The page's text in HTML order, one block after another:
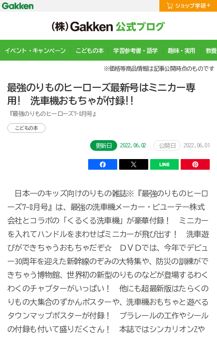
イベント・キャンペーン こどもの本 学習参考書・語学 趣味・実用 教
※価格等商品情報は記事公開時点のものです
最強のりものヒーローズ最新号はミニカー専
用! 洗車機おもちゃが付録!!
『最強のりものヒーローズ7-8月号』
こどもの本
更新日 2022.06.02 公開日 2022.06.01
日本一のキッズ向けのりもの雑誌※『最強のりものヒーロ
ーズ7-8月号』は、最強の洗車機メーカー・ビユーテー株式
会社とコラボの「くるくる洗車機」が豪華付録！ ミニカー
を入れてハンドルをまわせばミニカーが飛び出す！ 洗車遊
びができちゃうおもちゃだぞ☆ ＤＶＤでは、今年でデビュ
ー30周年を迎えた新幹線のぞみの大特集や、防災の訓練がで
きちゃう博物館、世界初の新型のりものなどが登場するわく
わくのチャプターがいっぱい！ 他にも超最新版はたらくの
りもの大集合のずかんポスターや、洗車機おもちゃと遊べる
タウンマップポスターが付録！ プラレールの工作やシール
の付録も付いて盛りだくさん！ 本誌ではシンカリオンZや